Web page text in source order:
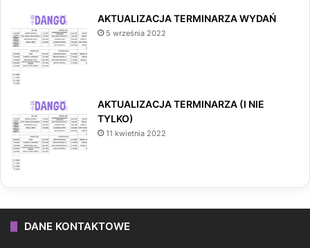
AKTUALIZACJA TERMINARZA WYDAŃ
5 września 2022
AKTUALIZACJA TERMINARZA (I NIE
TYLKO)
11 kwietnia 2022
DANE KONTAKTOWE